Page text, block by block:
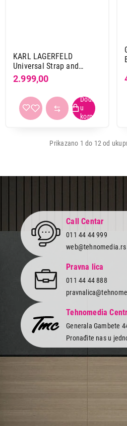
KARL LAGERFELD
Universal Strap and
Tether Patch Black
2.999,00
Prikazano 1 do 12 od
Call Centar
011 44 44 999
web@tehnomedia.rs
Pravna lica
011 44 44 888
Tehnomedia
Generala Gambete
Pronađite nas u
Prijavite se na naš newsletter i